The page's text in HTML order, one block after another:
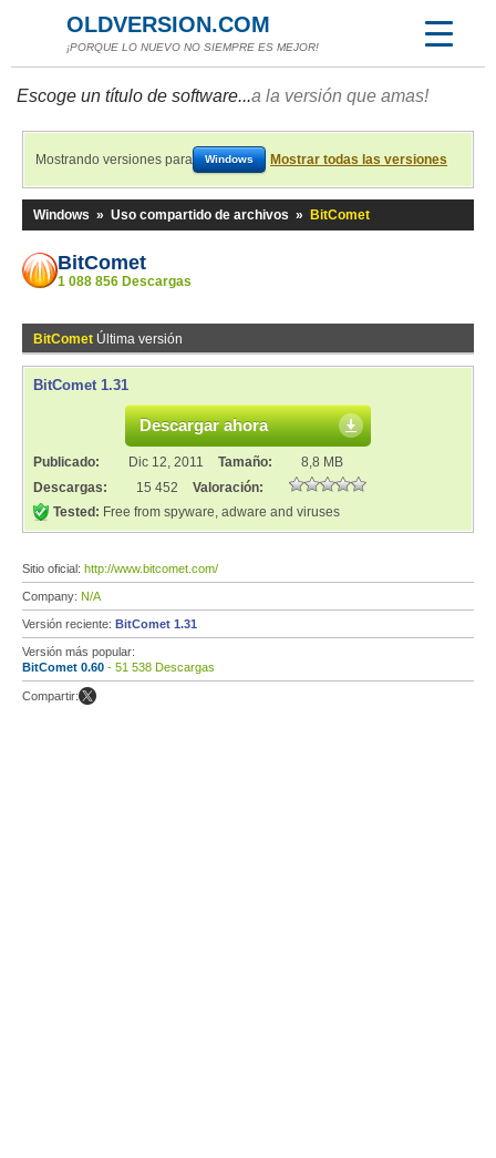
OLDVERSION.COM
¡PORQUE LO NUEVO NO SIEMPRE ES MEJOR!
Escoge un título de software...a la versión que amas!
Mostrando versiones para Windows Mostrar todas las versiones
Windows » Uso compartido de archivos » BitComet
BitComet
1 088 856 Descargas
BitComet Última versión
BitComet 1.31
Descargar ahora
Publicado: Dic 12, 2011 Tamaño:
8,8 MB
Descargas:
15 452
Valoración:
Tested: Free from spyware, adware and viruses
Sitio oficial: http://www.bitcomet.com/
Company: N/A
Versión reciente: BitComet 1.31
Versión más popular:
BitComet 0.60 - 51 538 Descargas
Compartir: